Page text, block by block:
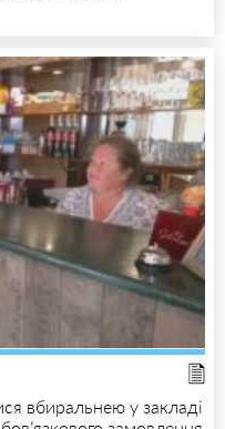
вбиральнею у закладі